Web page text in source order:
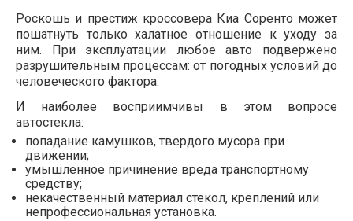
Роскошь и престиж кроссовера Киа Соренто может
пошатнуть только халатное отношение к уходу за
ним. При эксплуатации любое авто подвержено
разрушительным процессам: от погодных условий до
человеческого фактора.
И наиболее восприимчивы в этом вопросе
автостекла:
попадание камушков, твердого мусора при
движении;
умышленное причинение вреда транспортному
средству;
некачественный материал стекол, креплений или
непрофессиональная установка.